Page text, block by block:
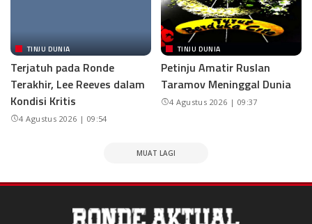
TINJU DUNIA
Terjatuh pada Ronde
Terakhir, Lee Reeves dalam
Kondisi Kritis
4 Agustus 2026 | 09:54
TINJU DUNIA
Petinju Amatir Ruslan
Taramov Meninggal Dunia
4 Agustus 2026 | 09:37
MUAT LAGI